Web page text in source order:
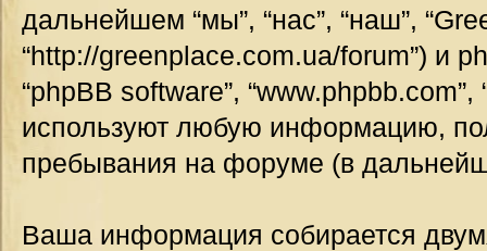
дальнейшем “мы”, “нас”, “наш”,
“http://greenplace.com.ua/forum”) и
“phpBB software”, “www.phpbb.com”,
используют любую информацию,
пребывания на форуме (в
Ваша информация собирается